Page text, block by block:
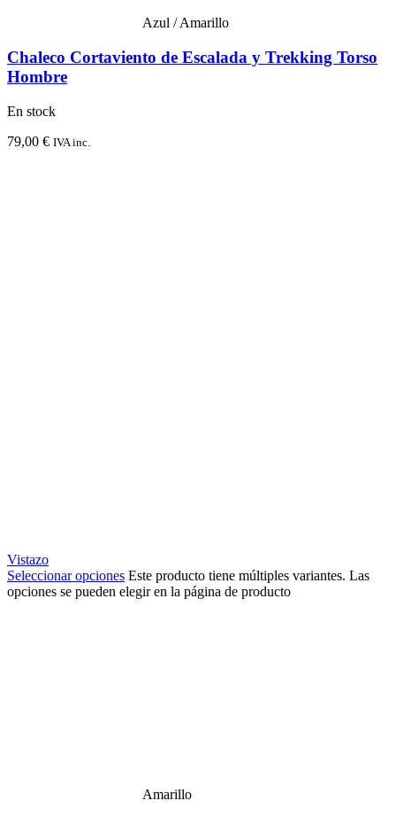
Azul / Amarillo
Chaleco Cortaviento de Escalada y Trekking Torso
Hombre
En stock
79,00 € IVA inc.
Vistazo
Seleccionar opciones Este producto tiene múltiples variantes. Las
opciones se pueden elegir en la página de producto
Amarillo